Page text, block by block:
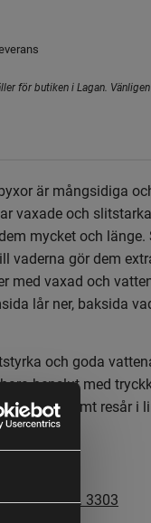
för butiken i Lagan.
är mångsidiga
vaxade och
mycket och länge.
vaderna gör dem
med vaxad och
lår ner, baksida
och goda
benslut med
samt resår i
- art. 3303